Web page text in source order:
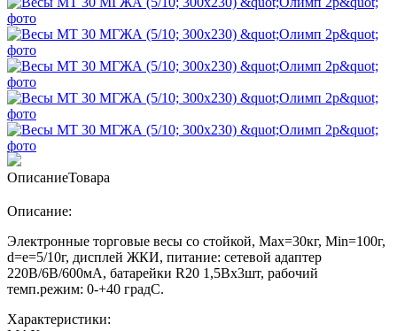
ОписаниеТовара
Описание:
Электронные торговые весы со стойкой, Max=30кг, Min=100г,
d=e=5/10г, дисплей ЖКИ, питание: сетевой адаптер
220В/6В/600мА, батарейки R20 1,5Вх3шт, рабочий
темп.режим: 0-+40 градС.
Характеристики: